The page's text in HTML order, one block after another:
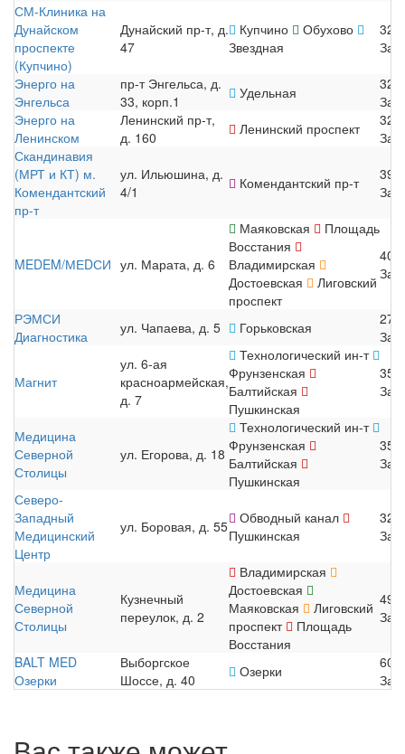
СМ-Клиника на
Дунайском
проспекте
(Купчино)
Дунайский пр-т, д.
47
Купчино
Обухово
Звездная
Энерго на
Энгельса
пр-т Энгельса, д.
33, корп.1
Удельная
Энерго на
Ленинском
Ленинский пр-т,
д. 160
Ленинский проспект
Скандинавия
(МРТ и КТ) м.
Комендантский
пр-т
ул. Ильюшина, д.
4/1
Комендантский пр-т
MEDEM/МЕDСИ ул. Марата, д. 6
Маяковская
Площадь
Восстания
Владимирская
Достоевская
Лиговский
проспект
РЭМСИ
Диагностика
ул. Чапаева, д. 5 Горьковская
Магнит
ул. 6-ая
красноармейская,
д. 7
Технологический ин-т
Фрунзенская
Балтийская
Пушкинская
Медицина
Северной
Столицы
ул. Егорова, д. 18
Технологический ин-т
Фрунзенская
Балтийская
Пушкинская
Северо-
Западный
Медицинский
Центр
ул. Боровая, д. 55
Обводный канал
Пушкинская
Медицина
Северной
Столицы
Кузнечный
переулок, д. 2
Владимирская
Достоевская
Маяковская
Лиговский
проспект
Площадь
Восстания
BALT MED
Озерки
Выборгское
Шоссе, д. 40
Озерки